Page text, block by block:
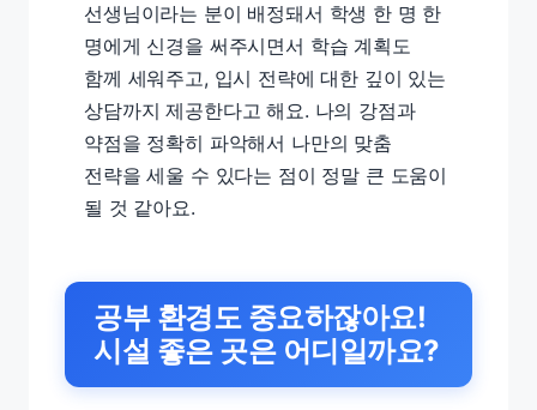
선생님이라는 분이 배정돼서 학생 한 명 한
명에게 신경을 써주시면서 학습 계획도
함께 세워주고, 입시 전략에 대한 깊이 있는
상담까지 제공한다고 해요. 나의 강점과
약점을 정확히 파악해서 나만의 맞춤
전략을 세울 수 있다는 점이 정말 큰 도움이
될 것 같아요.
공부 환경도 중요하잖아요!
시설 좋은 곳은 어디일까요?